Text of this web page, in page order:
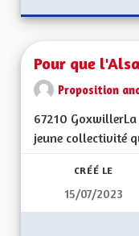
Pour que
Proposition
67210
jeune collectivité
CRÉÉ LE
15/07/2023